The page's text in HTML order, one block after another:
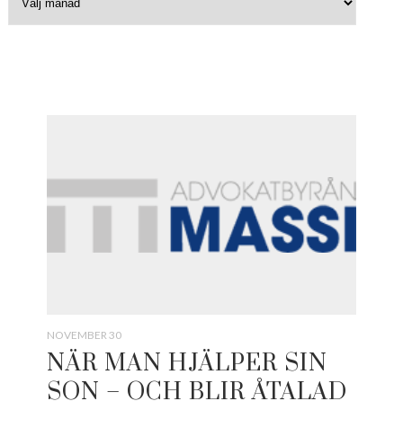
NOVEMBER 30
NÄR MAN HJÄLPER SIN
SON – OCH BLIR ÅTALAD